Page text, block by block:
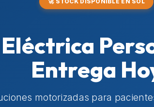
Entrega
motorizadas para